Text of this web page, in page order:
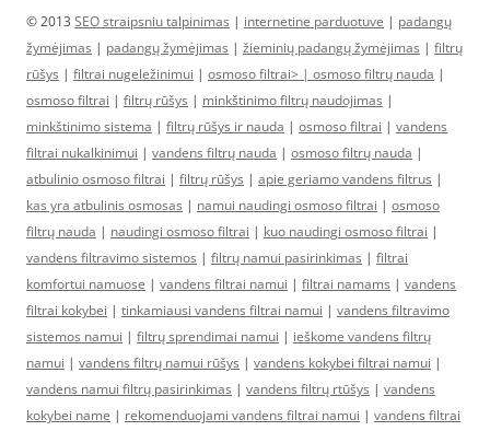
© 2013 SEO straipsniu talpinimas | internetine parduotuve | padangų
žymėjimas | padangų žymėjimas | žieminių padangų žymėjimas | filtrų
rūšys | filtrai nugeležinimui | osmoso filtrai> | osmoso filtrų nauda |
osmoso filtrai | filtrų rūšys | minkštinimo filtrų naudojimas |
minkštinimo sistema | filtrų rūšys ir nauda | osmoso filtrai | vandens
filtrai nukalkinimui | vandens filtrų nauda | osmoso filtrų nauda |
atbulinio osmoso filtrai | filtrų rūšys | apie geriamo vandens filtrus |
kas yra atbulinis osmosas | namui naudingi osmoso filtrai | osmoso
filtrų nauda | naudingi osmoso filtrai | kuo naudingi osmoso filtrai |
vandens filtravimo sistemos | filtrų namui pasirinkimas | filtrai
komfortui namuose | vandens filtrai namui | filtrai namams | vandens
filtrai kokybei | tinkamiausi vandens filtrai namui | vandens filtravimo
sistemos namui | filtrų sprendimai namui | ieškome vandens filtrų
namui | vandens filtrų namui rūšys | vandens kokybei filtrai namui |
vandens namui filtrų pasirinkimas | vandens filtrų rtūšys | vandens
kokybei name | rekomenduojami vandens filtrai namui | vandens filtrai